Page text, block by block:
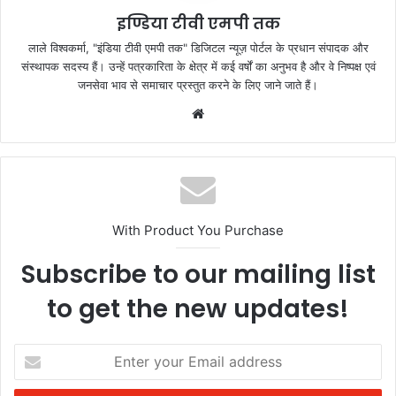
इण्डिया टीवी एमपी तक
लाले विश्वकर्मा, "इंडिया टीवी एमपी तक" डिजिटल न्यूज़ पोर्टल के प्रधान संपादक और
संस्थापक सदस्य हैं। उन्हें पत्रकारिता के क्षेत्र में कई वर्षों का अनुभव है और वे निष्पक्ष एवं
जनसेवा भाव से समाचार प्रस्तुत करने के लिए जाने जाते हैं।
With Product You Purchase
Subscribe to our mailing list
to get the new updates!
your
Email